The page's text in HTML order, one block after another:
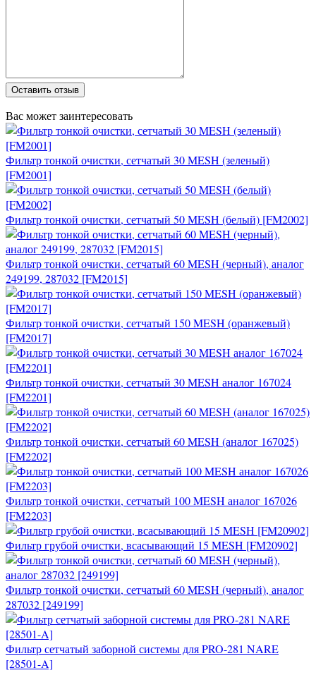
Оставить отзыв
Вас может заинтересовать
Фильтр тонкой очистки, сетчатый 30 MESH (зеленый)
[FM2001]
Фильтр тонкой очистки, сетчатый 50 MESH (белый) [FM2002]
Фильтр тонкой очистки, сетчатый 60 MESH (черный), аналог
249199, 287032 [FM2015]
Фильтр тонкой очистки, сетчатый 150 MESH (оранжевый)
[FM2017]
Фильтр тонкой очистки, сетчатый 30 MESH аналог 167024
[FM2201]
Фильтр тонкой очистки, сетчатый 60 MESH (аналог 167025)
[FM2202]
Фильтр тонкой очистки, сетчатый 100 MESH аналог 167026
[FM2203]
Фильтр грубой очистки, всасывающий 15 MESH [FM20902]
Фильтр тонкой очистки, сетчатый 60 MESH (черный), аналог
287032 [249199]
Фильтр сетчатый заборной системы для PRO-281 NARE
[28501-A]